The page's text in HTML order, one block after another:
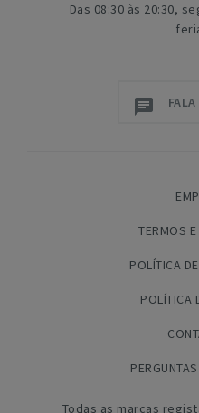
Das 08:30 às 20:30,
TERMOS
POLÍTICA
POLÍTICA
Todas as marcas